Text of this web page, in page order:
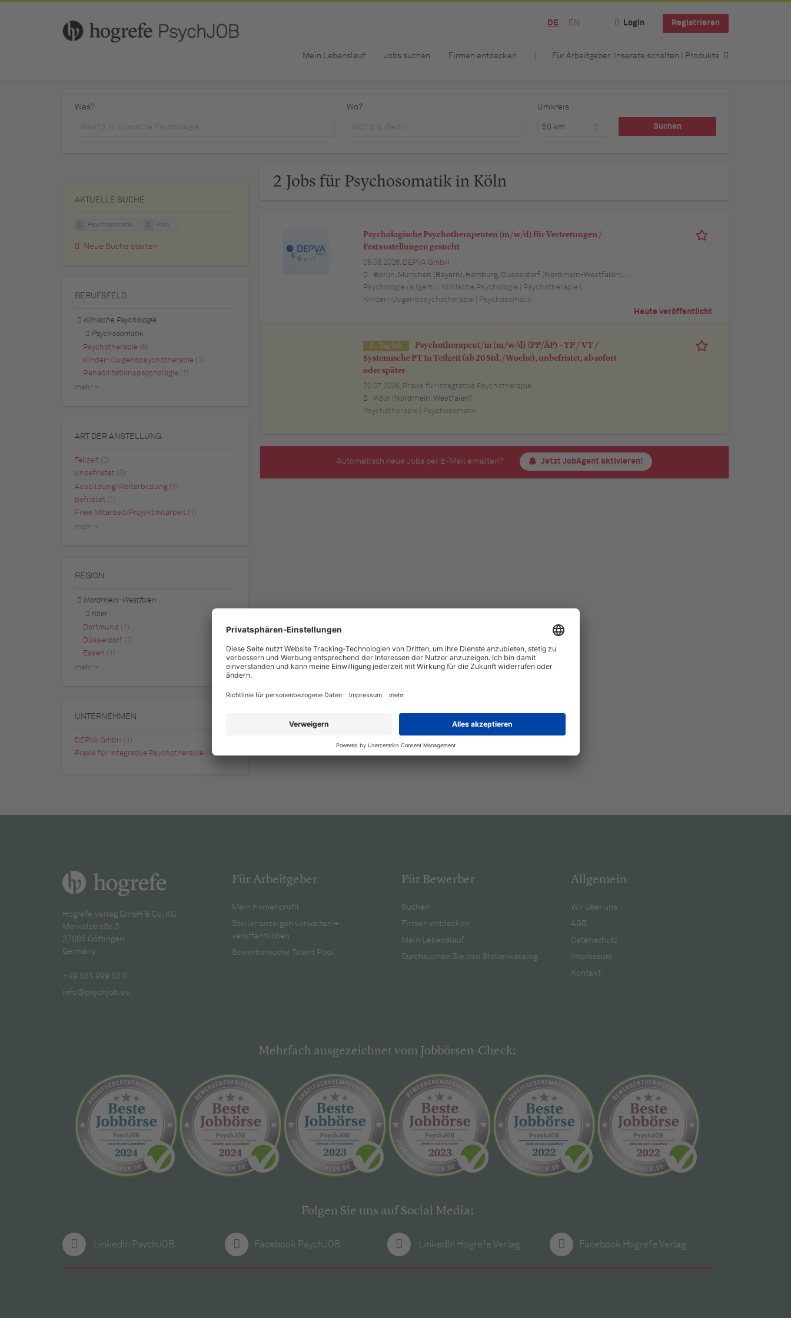
DE EN Login Registrieren
Mein Lebenslauf Jobs suchen Firmen entdecken Für Arbeitgeber: Inserate schalten | Produkte
Was? Wo? Umkreis
50 km
2 Jobs für Psychosomatik in Köln
Psychologische Psychotherapeuten (m/w/d) für Vertretungen /
Festanstellungen gesucht
06.08.2026, DEPVA GmbH
Berlin, München (Bayern), Hamburg, Düsseldorf (Nordrhein-Westfalen), Köln (Nordrhein-Westfalen), Essen (Nordrhein-Westfalen), Dortmund (Nordrhein-Westfalen), Stuttgart (Baden-Württemberg), Heilbronn (Baden-Württemberg), Hannover (Niedersachsen), Rostock (Mecklenburg-Vorpommern), Kiel (Schleswig-Holstein), Augsburg (Bayern), Nürnberg (Bayern), Frankfurt am Main (Hessen), Bremen, Schwerin (Mecklenburg-Vorpommern), Mainz (Rheinland-Pfalz), Saarbrücken (Saarland), Dresden (Sachsen), Magdeburg (Sachsen-Anhalt), Potsdam (Brandenburg), Erfurt (Thüringen), Würzburg (Bayern), Heilbronn (Baden-Württemberg), Leipzig (Sachsen)
Psychologie (allgem.) | Klinische Psychologie | Psychotherapie |
Kinder-/Jugendpsychotherapie | Psychosomatik
Heute veröffentlicht
Top Job
Psychotherapeut/in (m/w/d) (PP/ÄP) – TP / VT /
Systemische PT In Teilzeit (ab 20 Std./Woche), unbefristet, ab sofort
oder später
20.07.2026, Praxis für integrative Psychotherapie
Köln (Nordrhein-Westfalen)
Psychotherapie | Psychosomatik
Automatisch neue Jobs per E-Mail erhalten? Jetzt JobAgent aktivieren!
AKTUELLE SUCHE
Psychosomatik Köln
Neue Suche starten
BERUFSFELD
Klinische Psychologie
Psychosomatik
Psychotherapie (6)
Kinder-/Jugendpsychotherapie (1)
Rehabilitationspsychologie (1)
mehr »
ART DER ANSTELLUNG
Teilzeit
(2)
unbefristet
(2)
Ausbildung/Weiterbildung (1)
befristet (1)
Freie Mitarbeit/Projektmitarbeit (1)
mehr »
REGION
Nordrhein-Westfalen
Köln
Dortmund (1)
Düsseldorf (1)
Essen (1)
mehr »
UNTERNEHMEN
DEPVA GmbH
(1)
Praxis für integrative Psychotherapie
(1)
Hogrefe Verlag GmbH & Co. KG
Merkelstraße 3
37085 Göttingen
Germany
+49 551 999 50 0
info@psychjob.eu
Für Arbeitgeber
Mein Firmenprofil
Stellenanzeigen verwalten +
veröffentlichen
Bewerbersuche Talent Pool
Für Bewerber
Suchen
Firmen entdecken
Mein Lebenslauf
Durchsuchen Sie den Stellenkatalog
Allgemein
Wir über uns
AGB
Datenschutz
Impressum
Kontakt
Mehrfach ausgezeichnet vom Jobbörsen-Check:
Folgen Sie uns auf Social Media:
LinkedIn PsychJOB Facebook PsychJOB LinkedIn Hogrefe Verlag Facebook Hogrefe Verlag